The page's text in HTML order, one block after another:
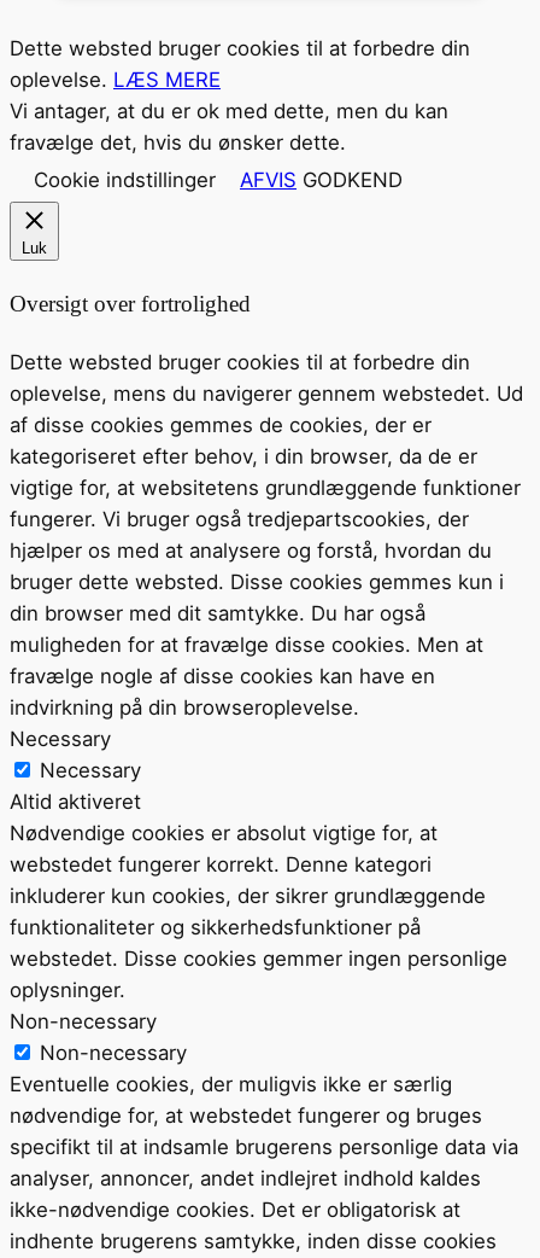
Dette websted bruger cookies til at forbedre din
oplevelse. LÆS MERE
Vi antager, at du er ok med dette, men du kan
fravælge det, hvis du ønsker dette.
Cookie indstillinger
AFVIS GODKEND
Luk
Oversigt over fortrolighed
Dette websted bruger cookies til at forbedre din
oplevelse, mens du navigerer gennem webstedet. Ud
af disse cookies gemmes de cookies, der er
kategoriseret efter behov, i din browser, da de er
vigtige for, at websitetens grundlæggende funktioner
fungerer. Vi bruger også tredjepartscookies, der
hjælper os med at analysere og forstå, hvordan du
bruger dette websted. Disse cookies gemmes kun i
din browser med dit samtykke. Du har også
muligheden for at fravælge disse cookies. Men at
fravælge nogle af disse cookies kan have en
indvirkning på din browseroplevelse.
Necessary
Necessary
Altid aktiveret
Nødvendige cookies er absolut vigtige for, at
webstedet fungerer korrekt. Denne kategori
inkluderer kun cookies, der sikrer grundlæggende
funktionaliteter og sikkerhedsfunktioner på
webstedet. Disse cookies gemmer ingen personlige
oplysninger.
Non-necessary
Non-necessary
Eventuelle cookies, der muligvis ikke er særlig
nødvendige for, at webstedet fungerer og bruges
specifikt til at indsamle brugerens personlige data via
analyser, annoncer, andet indlejret indhold kaldes
ikke-nødvendige cookies. Det er obligatorisk at
indhente brugerens samtykke, inden disse cookies